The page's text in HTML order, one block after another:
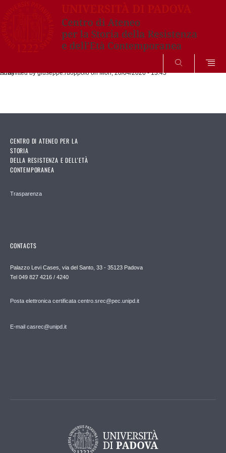
SEARCH
Submitted bygiuseppe.ruoppoloon Mon, 20/04/2026 - 13:45
Array
CENTRO DI ATENEO PER LA
STORIA
DELLA RESISTENZA E DELL'ETÀ
CONTEMPORANEA
Trasparenza
CONTACTS
Palazzo Levi Cases, via del Santo, 33 - 35123 Padova
Tel 049 827 4216 / 4240
Posta elettronica certificata centro.srec@pec.unipd.it
E-mail casrec@unipd.it